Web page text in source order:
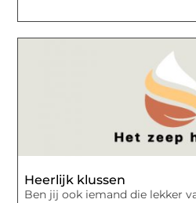
Heerlijk klussen
Ben jij ook iemand die lekker